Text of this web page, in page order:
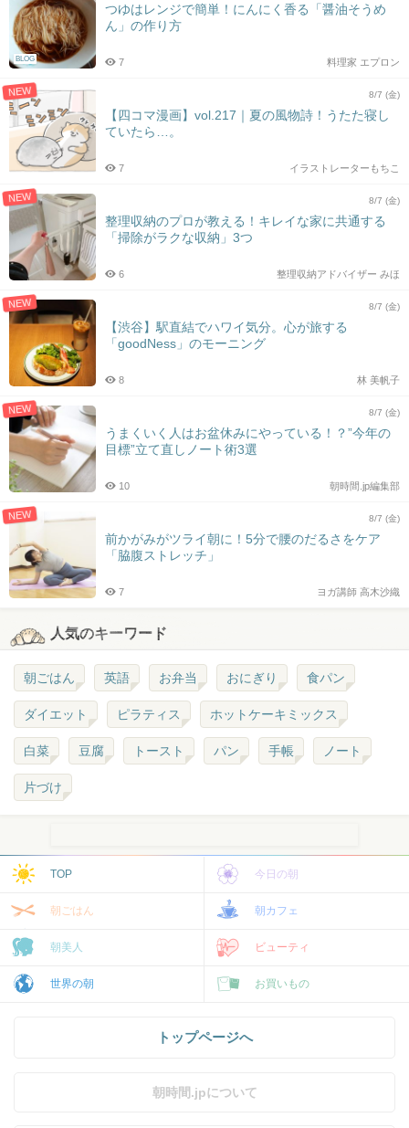
BLOG
つゆはレンジで簡単！にんにく香る「醤油そうめ
ん」の作り方
料理家 エプロン
7
NEW 8/7 (金)
【四コマ漫画】vol.217｜夏の風物詩！うたた寝し
ていたら…。
イラストレーターもちこ
7
NEW 8/7 (金)
整理収納のプロが教える！キレイな家に共通する
「掃除がラクな収納」3つ
整理収納アドバイザー みほ
6
NEW 8/7 (金)
【渋谷】駅直結でハワイ気分。心が旅する
「goodNess」のモーニング
林 美帆子
8
NEW 8/7 (金)
うまくいく人はお盆休みにやっている！？”今年の
目標”立て直しノート術3選
朝時間.jp編集部
10
NEW 8/7 (金)
前かがみがツライ朝に！5分で腰のだるさをケア
「脇腹ストレッチ」
ヨガ講師 高木沙織
7
人気のキーワード
朝ごはん 英語 お弁当 おにぎり 食パン
ダイエット ピラティス ホットケーキミックス
白菜 豆腐 トースト パン 手帳 ノート
片づけ
TOP 今日の朝
朝ごはん 朝カフェ
朝美人 ビューティ
世界の朝 お買いもの
トップページへ
朝時間.jpについて